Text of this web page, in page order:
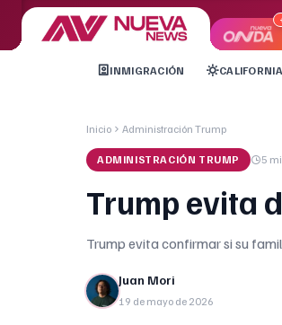
INMIGRACIÓN CALIFORNIA
Inicio Administración Trump
ADMINISTRACIÓN TRUMP 5
Trump evita
Trump evita confirmar si su
Juan Mori
19 de mayo de 2026